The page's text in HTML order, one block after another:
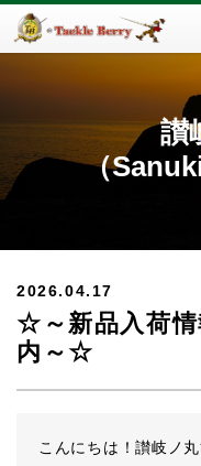
讃
（
2026.04.17
☆～新品入荷
内～☆
こんにちは！讃岐ノ